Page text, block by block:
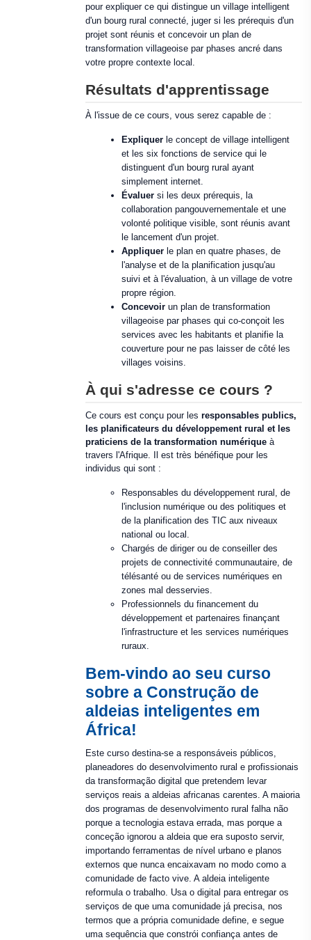
pour expliquer ce qui distingue un village intelligent
d'un bourg rural connecté, juger si les prérequis d'un
projet sont réunis et concevoir un plan de
transformation villageoise par phases ancré dans
votre propre contexte local.
Résultats d'apprentissage
À l'issue de ce cours, vous serez capable de :
Expliquer le concept de village intelligent
et les six fonctions de service qui le
distinguent d'un bourg rural ayant
simplement internet.
Évaluer si les deux prérequis, la
collaboration pangouvernementale et une
volonté politique visible, sont réunis avant
le lancement d'un projet.
Appliquer le plan en quatre phases, de
l'analyse et de la planification jusqu'au
suivi et à l'évaluation, à un village de votre
propre région.
Concevoir un plan de transformation
villageoise par phases qui co-conçoit les
services avec les habitants et planifie la
couverture pour ne pas laisser de côté les
villages voisins.
À qui s'adresse ce cours ?
Ce cours est conçu pour les responsables publics,
les planificateurs du développement rural et les
praticiens de la transformation numérique à
travers l'Afrique. Il est très bénéfique pour les
individus qui sont :
Responsables du développement rural, de
l'inclusion numérique ou des politiques et
de la planification des TIC aux niveaux
national ou local.
Chargés de diriger ou de conseiller des
projets de connectivité communautaire, de
télésanté ou de services numériques en
zones mal desservies.
Professionnels du financement du
développement et partenaires finançant
l'infrastructure et les services numériques
ruraux.
Bem-vindo ao seu curso
sobre a Construção de
aldeias inteligentes em
África!
Este curso destina-se a responsáveis públicos,
planeadores do desenvolvimento rural e profissionais
da transformação digital que pretendem levar
serviços reais a aldeias africanas carentes. A maioria
dos programas de desenvolvimento rural falha não
porque a tecnologia estava errada, mas porque a
conceção ignorou a aldeia que era suposto servir,
importando ferramentas de nível urbano e planos
externos que nunca encaixavam no modo como a
comunidade de facto vive. A aldeia inteligente
reformula o trabalho. Usa o digital para entregar os
serviços de que uma comunidade já precisa, nos
termos que a própria comunidade define, e segue
uma sequência que constrói confiança antes de